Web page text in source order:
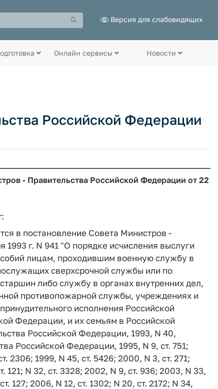
Версия для слабовидящих
Онлайн сервисы Новости
Российской Федерации
- Правительства Российской Федерации от 22
в постановление Совета Министров -
г. N 941 "О порядке исчисления выслуги
лицам, проходившим военную службу в
сверхсрочной службы или по
либо службу в органах внутренних дел,
противопожарной службы, учреждениях и
исполнения Российской
Федерации, и их семьям в Российской
Российской Федерации, 1993, N 40,
Российской Федерации, 1995, N 9, ст. 751;
2306; 1999, N 45, ст. 5426; 2000, N 3, ст. 271;
121; N 32, ст. 3328; 2002, N 9, ст. 936; 2003, N 33,
127; 2006, N 12, ст. 1302; N 20, ст. 2172; N 34,